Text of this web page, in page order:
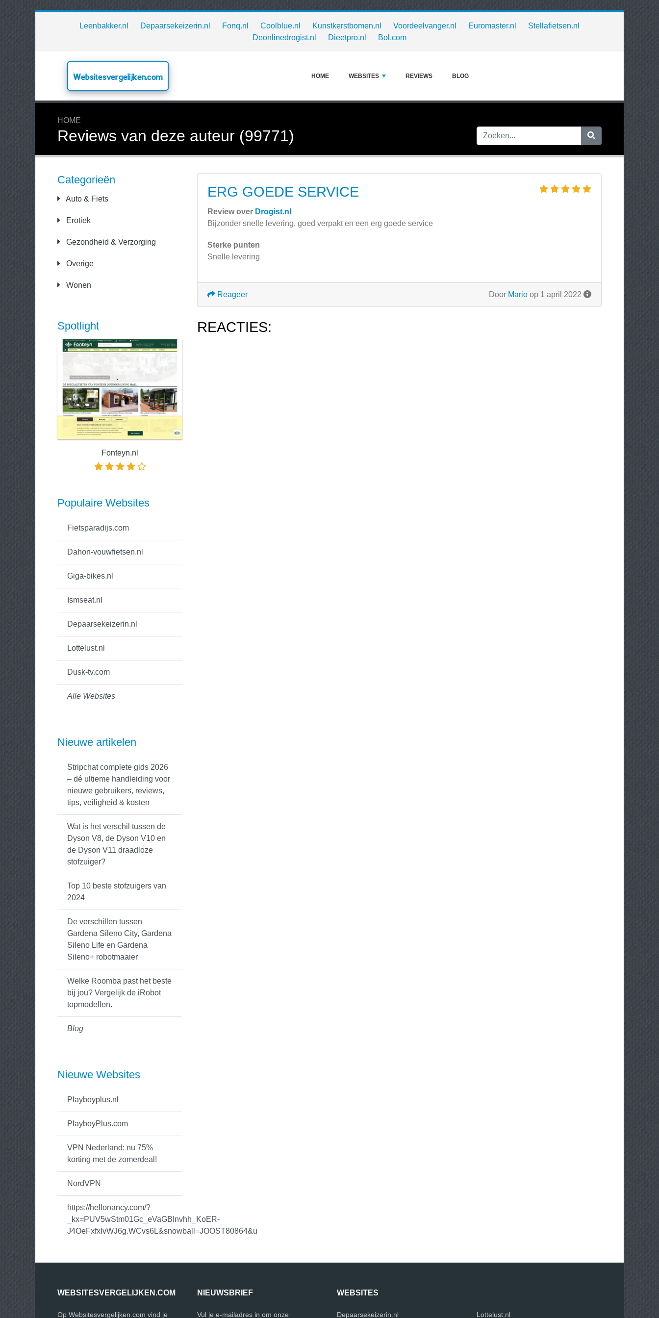
Leenbakker.nl Depaarsekeizerin.nl Fonq.nl Coolblue.nl Kunstkerstbomen.nl Voordeelvanger.nl Euromaster.nl
Stellafietsen.nl
Deonlinedrogist.nl
Dieetpro.nl Bol.com
Websitesvergelijken.com HOME WEBSITES REVIEWS BLOG
HOME
Reviews van deze auteur (99771)
Categorieën
Auto & Fiets
Erotiek
Gezondheid & Verzorging
Overige
Wonen
Spotlight
Fonteyn.nl
Populaire Websites
Fietsparadijs.com
Dahon-vouwfietsen.nl
Giga-bikes.nl
Ismseat.nl
Depaarsekeizerin.nl
Lottelust.nl
Dusk-tv.com
Alle Websites
Nieuwe artikelen
Stripchat complete gids 2026
– dé ultieme handleiding voor
nieuwe gebruikers, reviews,
tips, veiligheid & kosten
Wat is het verschil tussen de
Dyson V8, de Dyson V10 en
de Dyson V11 draadloze
stofzuiger?
Top 10 beste stofzuigers van
2024
De verschillen tussen
Gardena Sileno City, Gardena
Sileno Life en Gardena
Sileno+ robotmaaier
Welke Roomba past het beste
bij jou? Vergelijk de iRobot
topmodellen.
Blog
Nieuwe Websites
Playboyplus.nl
PlayboyPlus.com
VPN Nederland: nu 75%
korting met de zomerdeal!
NordVPN
https://hellonancy.com/?
_kx=PUV5wStm01Gc_eVaGBInvhh_KoER-
J4OeFxfxIvWJ6g.WCvs6L&snowball=JOOST80864&u
ERG GOEDE SERVICE
Review over Drogist.nl
Bijzonder snelle levering, goed verpakt en een erg goede service
Sterke punten
Snelle levering
Door Mario op 1 april 2022
Reageer
REACTIES:
WEBSITESVERGELIJKEN.COM
Op Websitesvergelijken.com vind je
NIEUWSBRIEF
Vul je e-mailadres in om onze
WEBSITES
Depaarsekeizerin.nl Lottelust.nl